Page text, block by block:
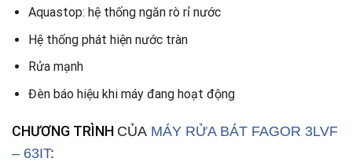
Aquastop: hệ thống ngăn rò rỉ nước
Hệ thống phát hiện nước tràn
Rửa mạnh
Đèn báo hiệu khi máy đang hoạt động
CHƯƠNG TRÌNH CỦA MÁY RỬA BÁT FAGOR 3LVF
– 63IT: